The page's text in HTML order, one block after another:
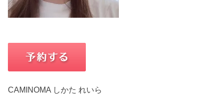
CAMINOMA しかた れいら